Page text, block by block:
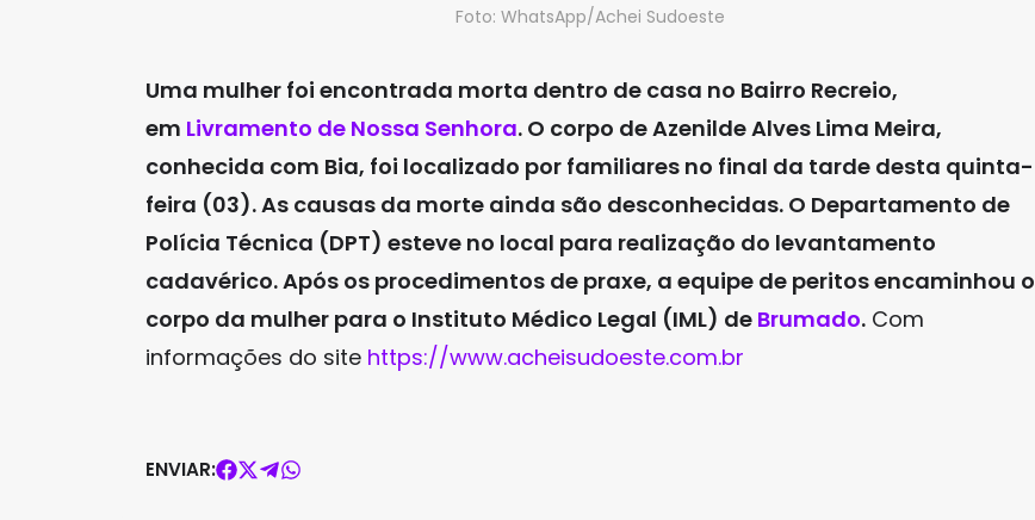
Foto: WhatsApp/Achei Sudoeste
Uma mulher foi encontrada morta dentro de casa no Bairro Recreio,
em Livramento de Nossa Senhora. O corpo de Azenilde Alves Lima Meira,
conhecida com Bia, foi localizado por familiares no final da tarde desta quinta-
feira (03). As causas da morte ainda são desconhecidas. O Departamento de
Polícia Técnica (DPT) esteve no local para realização do levantamento
cadavérico. Após os procedimentos de praxe, a equipe de peritos encaminhou o
corpo da mulher para o Instituto Médico Legal (IML) de Brumado. Com
informações do site https://www.acheisudoeste.com.br
ENVIAR: